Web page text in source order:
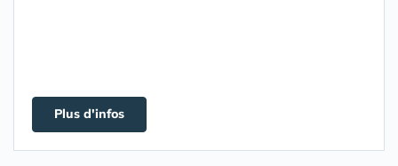
Plus d'infos